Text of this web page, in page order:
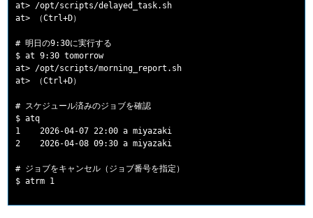
at> /opt/scripts/delayed_task.sh
at> （Ctrl+D）
# 明日の9:30に実行する
$ at 9:30 tomorrow
at> /opt/scripts/morning_report.sh
at> （Ctrl+D）
# スケジュール済みのジョブを確認
$ atq
1    2026-04-07 22:00 a miyazaki
2    2026-04-08 09:30 a miyazaki
# ジョブをキャンセル（ジョブ番号を指定）